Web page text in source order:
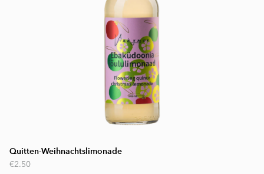
Quitten-Weihnachtslimonade
€2.50